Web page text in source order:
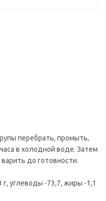
перебрать, промыть,
в холодной воде. Затем
до готовности.
г, углеводы -73,7, жиры -1,1